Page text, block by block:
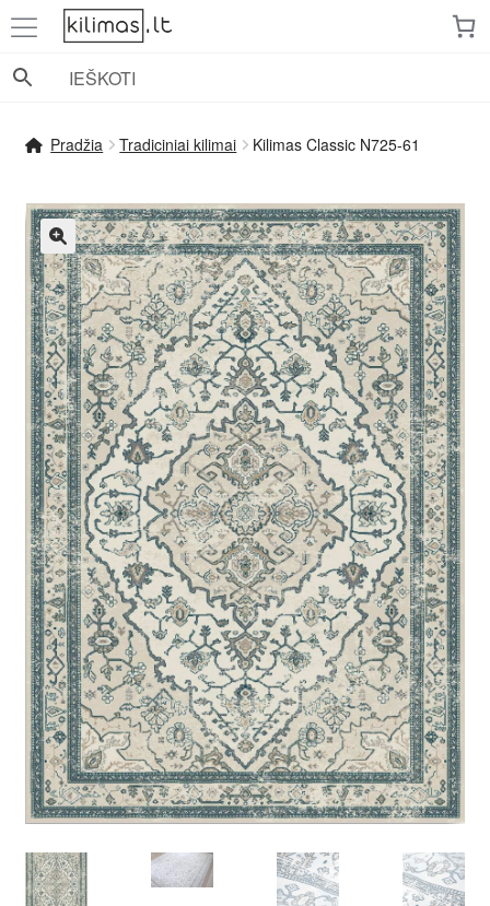
Pereiti
prie
meniu
Pereiti
prie
turinio
Pradžia Tradiciniai kilimai Kilimas Classic N725-61
🔍